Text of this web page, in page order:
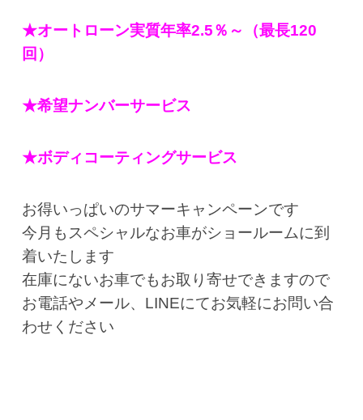
★オートローン実質年率2.5％～（最長120
回）
★希望ナンバーサービス
★ボディコーティングサービス
お得いっぱいのサマーキャンペーンです
今月もスペシャルなお車がショールームに到
着いたします
在庫にないお車でもお取り寄せできますので
お電話やメール、LINEにてお気軽にお問い合
わせください